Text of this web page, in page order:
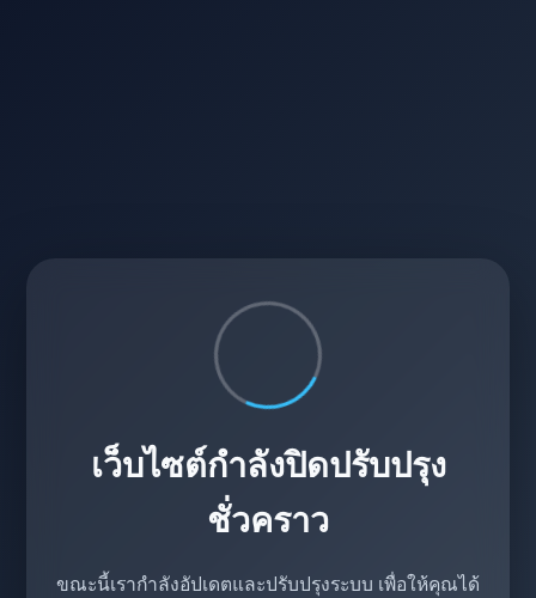
เว็บไซต์กำลังปิดปรับปรุง
ชั่วคราว
ขณะนี้เรากำลังอัปเดตและปรับปรุงระบบ เพื่อให้คุณได้